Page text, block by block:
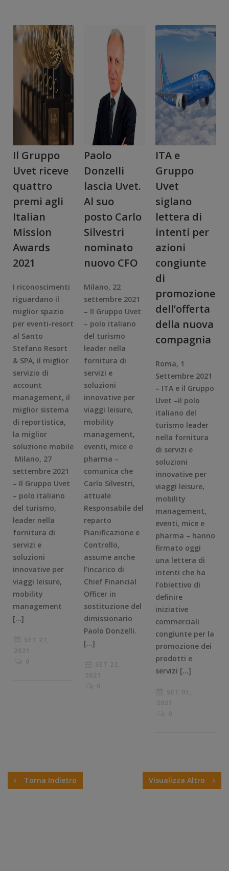
Il Gruppo
Uvet riceve
quattro
premi agli
Italian
Mission
Awards
2021
I riconoscimenti
riguardano il
miglior spazio
per eventi-resort
al Santo
Stefano Resort
& SPA, il miglior
servizio di
account
management, il
miglior sistema
di reportistica,
la miglior
soluzione mobile
Milano, 27
settembre 2021
– Il Gruppo Uvet
– polo italiano
del turismo,
leader nella
fornitura di
servizi e
soluzioni
innovative per
viaggi leisure,
mobility
management
[…]
Paolo
Donzelli
lascia Uvet.
Al suo
posto Carlo
Silvestri
nominato
nuovo CFO
Milano, 22
settembre 2021
– Il Gruppo Uvet
– polo italiano
del turismo
leader nella
fornitura di
servizi e
soluzioni
innovative per
viaggi leisure,
mobility
management,
eventi, mice e
pharma –
comunica che
Carlo Silvestri,
attuale
Responsabile del
reparto
Pianificazione e
Controllo,
assume anche
l’incarico di
Chief Financial
Officer in
sostituzione del
dimissionario
Paolo Donzelli.
[…]
ITA e
Gruppo
Uvet
siglano
lettera di
intenti per
azioni
congiunte
di
promozione
dell’offerta
della nuova
compagnia
Roma, 1
Settembre 2021
– ITA e il Gruppo
Uvet –il polo
italiano del
turismo leader
nella fornitura
di servizi e
soluzioni
innovative per
viaggi leisure,
mobility
management,
eventi, mice e
pharma – hanno
firmato oggi
una lettera di
intenti che ha
l’obiettivo di
definire
iniziative
commerciali
congiunte per la
promozione dei
prodotti e
servizi […]
Visualizza Altro
Torna Indietro